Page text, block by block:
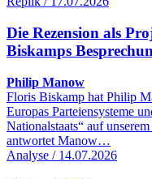
Die Rezension als
Biskamps
Philip Manow
Floris Biskamp hat Philip
Europas Parteiensysteme
Nationalstaats“ auf
antwortet Manow…
Analyse / 14.07.2026